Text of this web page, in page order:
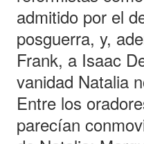
admitido por el
posguerra, y,
Frank, a Isaac
vanidad Natalia
Entre los
parecían